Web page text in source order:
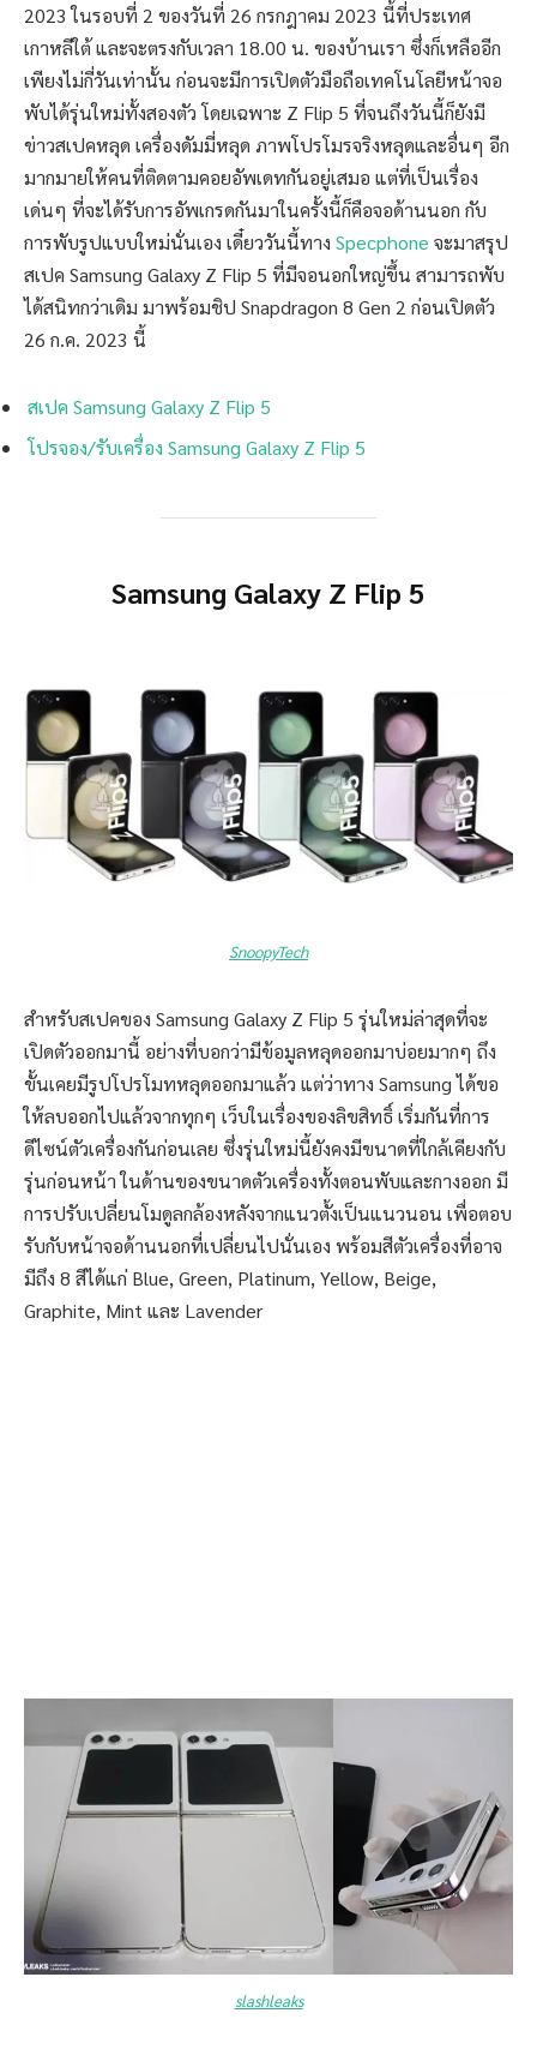
2023 ในรอบที่ 2 ของวันที่ 26 กรกฎาคม 2023 นี้ที่ประเทศ
เกาหลีใต้ และจะตรงกับเวลา 18.00 น. ของบ้านเรา ซึ่งก็เหลืออีก
เพียงไม่กี่วันเท่านั้น ก่อนจะมีการเปิดตัวมือถือเทคโนโลยีหน้าจอ
พับได้รุ่นใหม่ทั้งสองตัว โดยเฉพาะ Z Flip 5 ที่จนถึงวันนี้ก็ยังมี
ข่าวสเปคหลุด เครื่องดัมมี่หลุด ภาพโปรโมรจริงหลุดและอื่นๆ อีก
มากมายให้คนที่ติดตามคอยอัพเดทกันอยู่เสมอ แต่ที่เป็นเรื่อง
เด่นๆ ที่จะได้รับการอัพเกรดกันมาในครั้งนี้ก็คือจอด้านนอก กับ
การพับรูปแบบใหม่นั่นเอง เดี๋ยววันนี้ทาง Specphone จะมาสรุป
สเปค Samsung Galaxy Z Flip 5 ที่มีจอนอกใหญ่ขึ้น สามารถพับ
ได้สนิทกว่าเดิม มาพร้อมชิป Snapdragon 8 Gen 2 ก่อนเปิดตัว
26 ก.ค. 2023 นี้
สเปค Samsung Galaxy Z Flip 5
โปรจอง/รับเครื่อง Samsung Galaxy Z Flip 5
Samsung Galaxy Z Flip 5
SnoopyTech
สำหรับสเปคของ Samsung Galaxy Z Flip 5 รุ่นใหม่ล่าสุดที่จะ
เปิดตัวออกมานี้ อย่างที่บอกว่ามีข้อมูลหลุดออกมาบ่อยมากๆ ถึง
ขั้นเคยมีรูปโปรโมทหลุดออกมาแล้ว แต่ว่าทาง Samsung ได้ขอ
ให้ลบออกไปแล้วจากทุกๆ เว็บในเรื่องของลิขสิทธิ์ เริ่มกันที่การ
ดีไซน์ตัวเครื่องกันก่อนเลย ซึ่งรุ่นใหม่นี้ยังคงมีขนาดที่ใกล้เคียงกับ
รุ่นก่อนหน้า ในด้านของขนาดตัวเครื่องทั้งตอนพับและกางออก มี
การปรับเปลี่ยนโมดูลกล้องหลังจากแนวตั้งเป็นแนวนอน เพื่อตอบ
รับกับหน้าจอด้านนอกที่เปลี่ยนไปนั่นเอง พร้อมสีตัวเครื่องที่อาจ
มีถึง 8 สีได้แก่ Blue, Green, Platinum, Yellow, Beige,
Graphite, Mint และ Lavender
slashleaks